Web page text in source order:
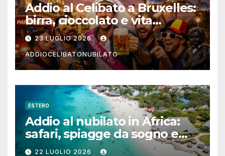
Addio al Celibato a Bruxelles:
birra, cioccolato e vita
notturna per un weekend
indimenticabile
23 LUGLIO 2026
ADDIOCELIBATONUBILATO
ESTERO
Addio al nubilato in Africa:
safari, spiagge da sogno e
città magiche
22 LUGLIO 2026